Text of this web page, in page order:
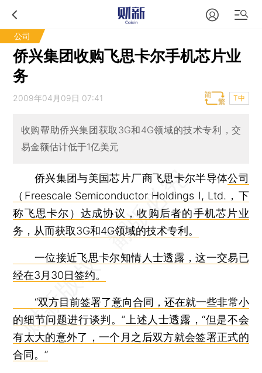
公司
侨兴集团收购飞思卡尔手机芯片业
务
2009年04月09日 07:41 T中
收购帮助侨兴集团获取3G和4G领域的技术专利，交
易金额估计低于1亿美元
侨兴集团与美国芯片厂商飞思卡尔半导体公司
（Freescale Semiconductor Holdings I, Ltd.，下
称飞思卡尔）达成协议，收购后者的手机芯片业
务，从而获取3G和4G领域的技术专利。
一位接近飞思卡尔知情人士透露，这一交易已
经在3月30日签约。
“双方目前签署了意向合同，还在就一些非常小
的细节问题进行谈判。”上述人士透露，“但是不会
有太大的意外了，一个月之后双方就会签署正式的
合同。”